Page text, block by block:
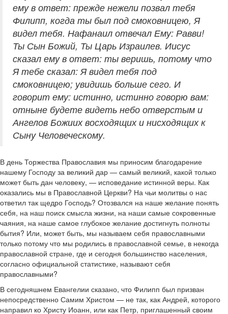
ему в ответ: прежде нежели позвал тебя
Филипп, когда ты был под смоковницею, Я
видел тебя. Нафанаил отвечал Ему: Равви!
Ты Сын Божий, Ты Царь Израилев. Иисус
сказал ему в ответ: ты веришь, потому что
Я тебе сказал: Я видел тебя под
смоковницею; увидишь больше сего. И
говорит ему: истинно, истинно говорю вам:
отныне будете видеть небо отверстым и
Ангелов Божиих восходящих и нисходящих к
Сыну Человеческому.
В день Торжества Православия мы приносим благодарение
нашему Господу за великий дар — самый великий, какой только
может быть дан человеку, — исповедание истинной веры. Как
оказались мы в Православной Церкви? На чьи молитвы о нас
ответил так щедро Господь? Отозвался на наше желание понять
себя, на наш поиск смысла жизни, на наши самые сокровенные
чаяния, на наше самое глубокое желание достигнуть полноты
бытия? Или, может быть, мы называем себя православными
только потому что мы родились в православной семье, в некогда
православной стране, где и сегодня большинство населения,
согласно официальной статистике, называют себя
православными?
В сегодняшнем Евангелии сказано, что Филипп был призван
непосредственно Самим Христом — не так, как Андрей, которого
направил ко Христу Иоанн, или как Петр, приглашенный своим